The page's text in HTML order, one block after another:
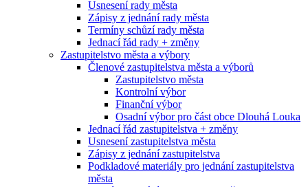
Usnesení rady města
Zápisy z jednání rady města
Termíny schůzí rady města
Jednací řád rady + změny
Zastupitelstvo města a výbory
Členové zastupitelstva města a výborů
Zastupitelstvo města
Kontrolní výbor
Finanční výbor
Osadní výbor pro část obce Dlouhá Louka
Jednací řád zastupitelstva + změny
Usnesení zastupitelstva města
Zápisy z jednání zastupitelstva
Podkladové materiály pro jednání zastupitelstva
města